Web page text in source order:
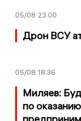
05/08 23:00
Дрон ВСУ
05/08 18:36
Миляев:
по